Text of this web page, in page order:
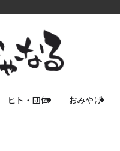
ヒト・団体 おみやげ